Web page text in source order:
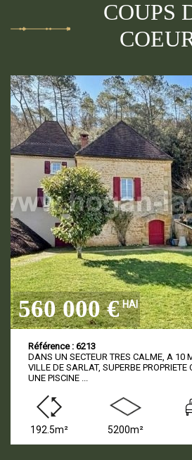
COUPS
560 000 € HAI
Référence : 6213
DANS UN SECTEUR TRES CALME, A 10
VILLE DE SARLAT, SUPERBE
UNE PISCINE ...
192.5m² 5200m²